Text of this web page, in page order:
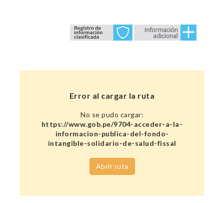
Error al cargar la ruta
No se pudo cargar:
https://www.gob.pe/9704-acceder-a-la-
informacion-publica-del-fondo-
intangible-solidario-de-salud-fissal
Abrir ruta